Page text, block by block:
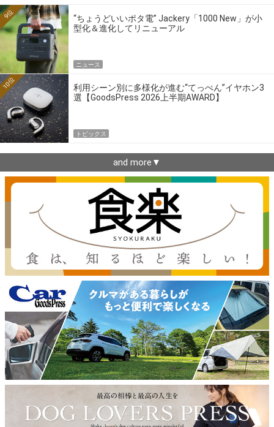
“ちょうどいいポタ電” Jackery「1000 New」が小
型化＆進化してリニューアル
9位
ニュース
利用シーン別に多様化が進む“てっぺん”イヤホン3
選【GoodsPress 2026上半期AWARD】
10位
トピックス
and more▼